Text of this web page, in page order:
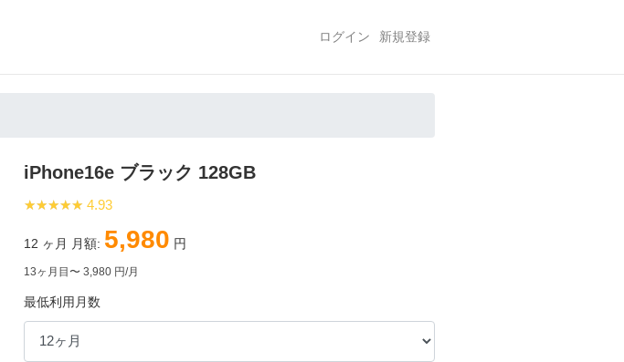
ログイン 新規登録
iPhone16e ブラック 128GB
★★★★★
★★★★★ 4.93
12 ヶ月 月額: 5,980 円
13ヶ月目〜 3,980 円/月
最低利用月数